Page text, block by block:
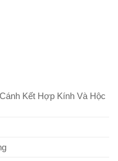
Kết Hợp Kính Và Hộc